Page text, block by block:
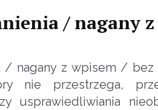
/ nagany
/ nagany z wpisem /
nie przestrzega,
usprawiedliwiania